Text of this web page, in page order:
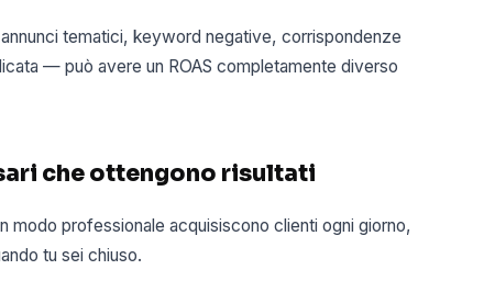
tematici, keyword negative, corrispondenze
— può avere un ROAS completamente diverso
che ottengono risultati
modo professionale acquisiscono clienti ogni giorno,
tu sei chiuso.